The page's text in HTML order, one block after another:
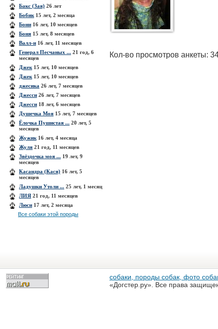
Бакс (Зая) 26 лет
Бобик 15 лет, 2 месяца
Бони 16 лет, 10 месяцев
Боня 15 лет, 8 месяцев
Валл-и 16 лет, 11 месяцев
Генерал Песчаных ... 21 год, 6
месяцев
Джек 15 лет, 10 месяцев
Джек 15 лет, 10 месяцев
джесика 26 лет, 7 месяцев
Джесси 26 лет, 7 месяцев
Джесси 18 лет, 6 месяцев
Душечка Моя 15 лет, 7 месяцев
Ёлочка Пушистая ... 20 лет, 5
месяцев
Жужик 16 лет, 4 месяца
Жуля 21 год, 11 месяцев
Звёздочка моя ... 19 лет, 9
месяцев
Касандра (Кася) 16 лет, 5
месяцев
Ладушки Утоли ... 25 лет, 1 месяц
ЛИЯ 21 год, 11 месяцев
Люси 17 лет, 2 месяца
Все собаки этой породы
Кол-во просмотров анкеты:
собаки, породы собак, фото
«Догстер.ру». Все права